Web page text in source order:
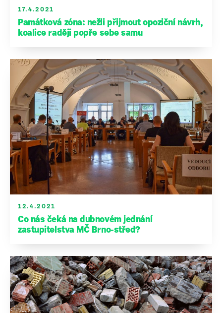
17.4.2021
Památková zóna: nežli přijmout opoziční návrh,
koalice raději popře sebe samu
12.4.2021
Co nás čeká na dubnovém jednání
zastupitelstva MČ Brno-střed?